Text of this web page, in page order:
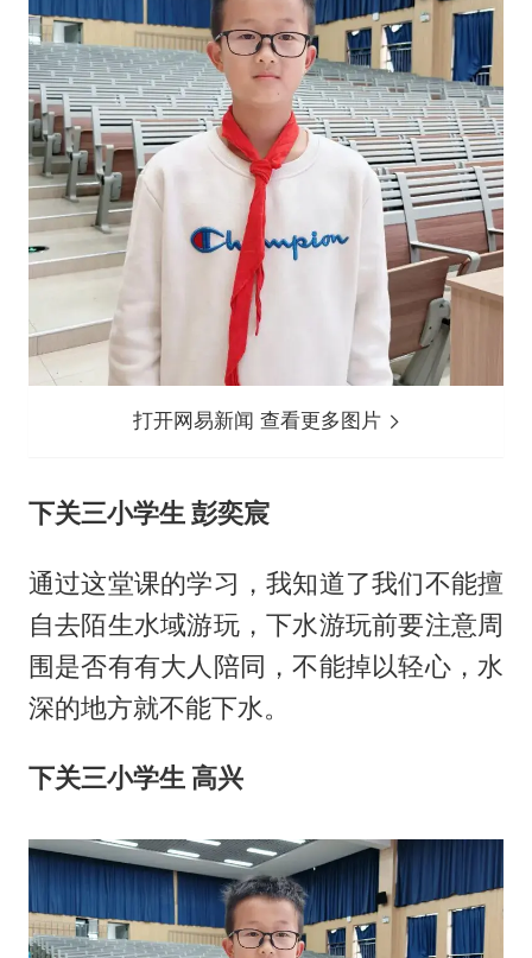
打开网易新闻 查看更多图片
下关三小学生 彭奕宸
通过这堂课的学习，我知道了我们不能擅
自去陌生水域游玩，下水游玩前要注意周
围是否有有大人陪同，不能掉以轻心，水
深的地方就不能下水。
下关三小学生 高兴